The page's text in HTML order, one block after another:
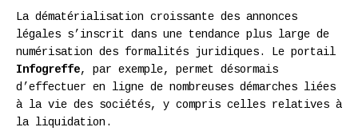
La dématérialisation croissante des annonces
légales s’inscrit dans une tendance plus large de
numérisation des formalités juridiques. Le portail
Infogreffe, par exemple, permet désormais
d’effectuer en ligne de nombreuses démarches liées
à la vie des sociétés, y compris celles relatives à
la liquidation.